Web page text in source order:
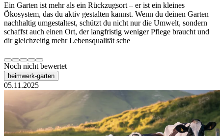
Ein Garten ist mehr als ein Rückzugsort – er ist ein kleines
Ökosystem, das du aktiv gestalten kannst. Wenn du deinen Garten
nachhaltig umgestaltest, schützt du nicht nur die Umwelt, sondern
schaffst auch einen Ort, der langfristig weniger Pflege braucht und
dir gleichzeitig mehr Lebensqualität sche
Noch nicht bewertet
heimwerk-garten
05.11.2025